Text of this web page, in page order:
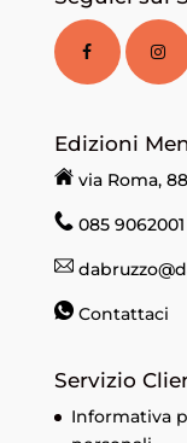
Edizioni
via Roma,
085 9062001
Contattaci
Servizio
Informativa